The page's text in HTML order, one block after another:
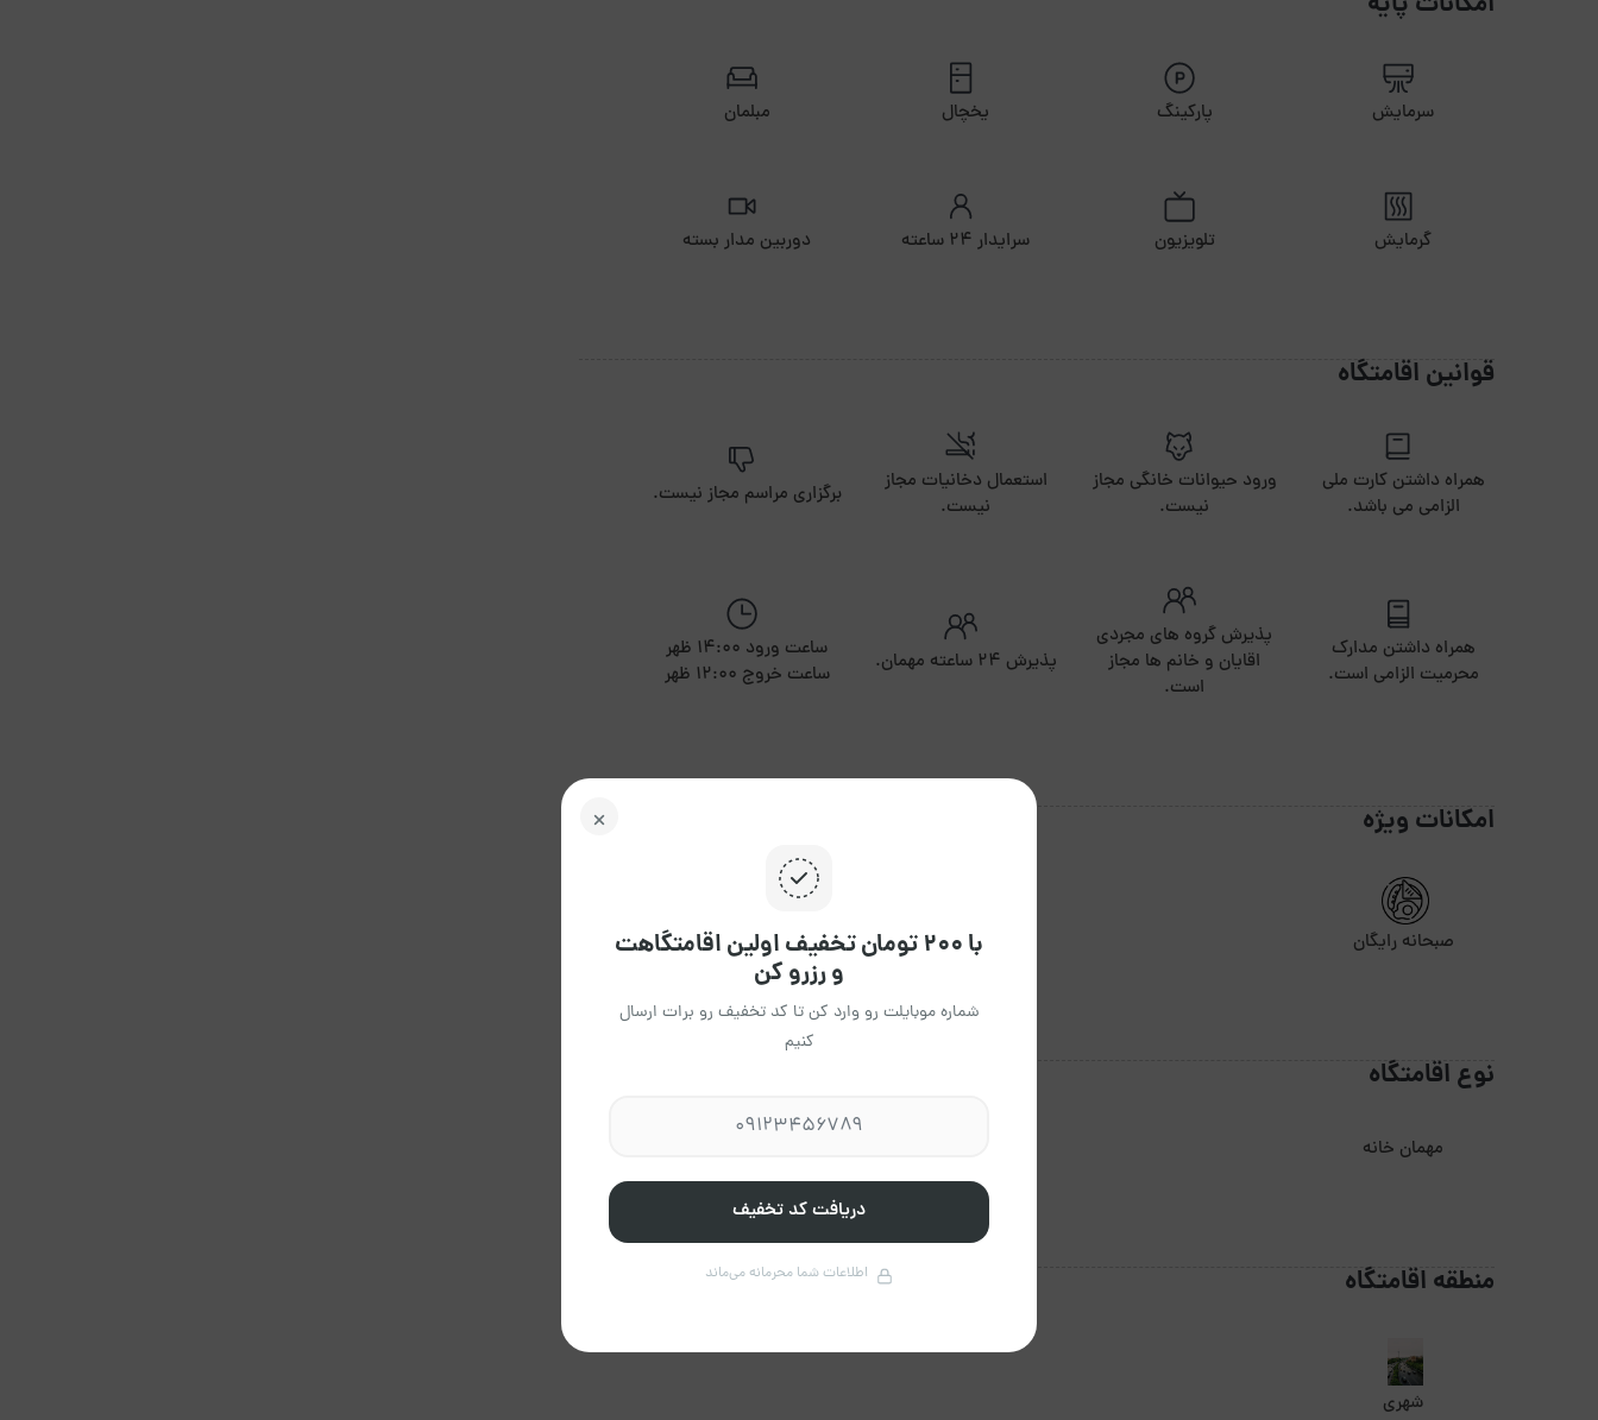
فاصله تا فرودگاه 1 ساعت
سرمایش پارکینگ یخچال مبلمان
گرمایش تلویزیون سرایدار ۲۴ ساعته دوربین مدار بسته
قوانین اقامتگاه
همراه داشتن کارت ملی
الزامی می باشد.
ورود حیوانات خانگی مجاز
نیست.
استعمال دخانیات مجاز
نیست.
برگزاری مراسم مجاز نیست.
همراه داشتن مدارک
محرمیت الزامی است.
پذیرش گروه های مجردی
اقایان و خانم ها مجاز
است.
پذیرش ۲۴ ساعته مهمان.
ساعت ورود 14:00 ظهر
ساعت خروج 12:00 ظهر
امکانات ویژه
صبحانه رایگان
نوع اقامتگاه
مهمان خانه
منطقه اقامتگاه
شهری
با ۲۰۰ تومان تخفیف اولین اقامتگاهت
و رزرو کن
شماره موبایلت رو وارد کن تا کد تخفیف رو برات ارسال
کنیم
دریافت کد تخفیف
اطلاعات شما محرمانه می‌ماند